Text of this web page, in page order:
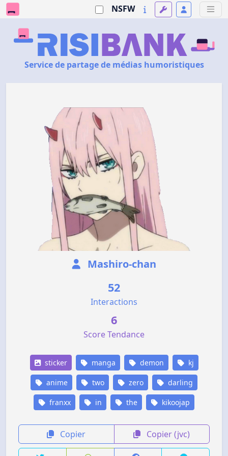
NSFW
Service de partage de médias humoristiques
Mashiro-chan
52
Interactions
6
Score Tendance
sticker manga demon kj
anime two zero darling
franxx in the kikoojap
Copier Copier (jvc)